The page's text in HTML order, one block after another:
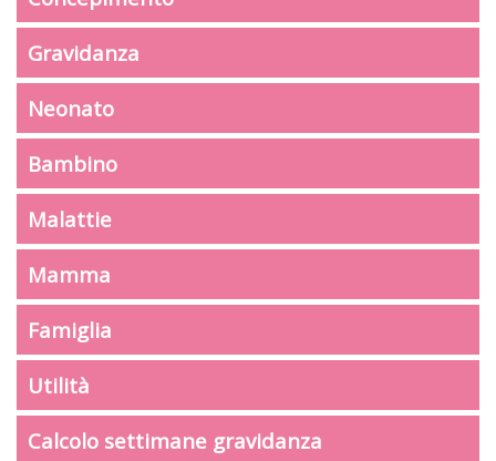
Gravidanza
Neonato
Bambino
Malattie
Mamma
Famiglia
Utilità
Calcolo settimane gravidanza